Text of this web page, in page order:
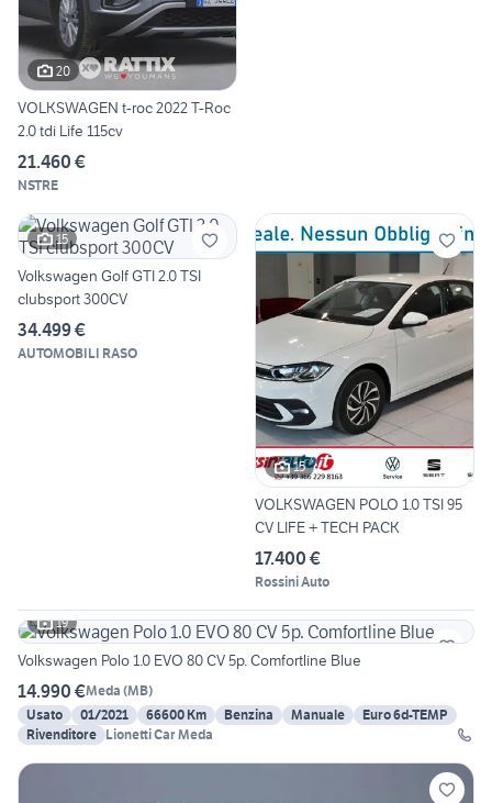
20
VOLKSWAGEN t-roc 2022 T-Roc
2.0 tdi Life 115cv
21.460 €
NSTRE
15
Volkswagen Golf GTI 2.0 TSI
clubsport 300CV
34.499 €
AUTOMOBILI RASO
15
VOLKSWAGEN POLO 1.0 TSI 95
CV LIFE + TECH PACK
17.400 €
Rossini Auto
19
Volkswagen Polo 1.0 EVO 80 CV 5p. Comfortline Blue
14.990 €Meda (MB)
Usato
01/2021 66600 Km Benzina Manuale
Euro 6d-TEMP
Rivenditore Lionetti Car Meda